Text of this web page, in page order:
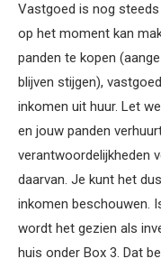
Vastgoed is nog steeds
op het moment kan
panden te kopen
blijven stijgen),
inkomen uit huur. Let
en jouw panden
verantwoordelijkheden
daarvan. Je kunt het
inkomen beschouwen.
wordt het gezien als
huis onder Box 3. Dat